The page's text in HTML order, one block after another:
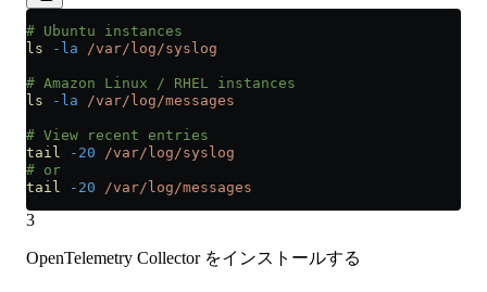
# Ubuntu instances
ls -la /var/log/syslog
# Amazon Linux / RHEL instances
ls -la /var/log/messages
# View recent entries
tail -20 /var/log/syslog
# or
tail -20 /var/log/messages
3
OpenTelemetry Collector をインストールする